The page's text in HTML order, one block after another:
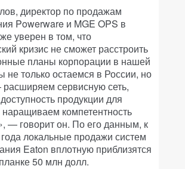
директор по продажам
Powerware и MGE OPS в
уверен в том, что
кризис не сможет расстроить
планы корпорации в нашей
не только остаемся в России, но
сервисную сеть,
продукции для
наращиваем компетентность
— говорит он. По его данным, к
локальные продажи систем
Eaton вплотную приблизятся
50 млн долл.